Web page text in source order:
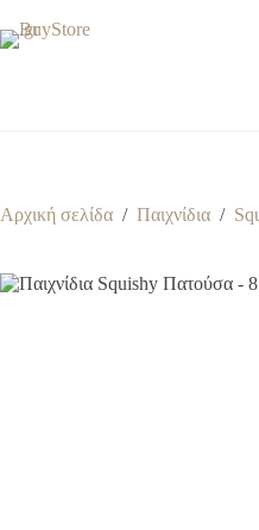
στο
περιεχόμενο
Αρχική σελίδα / Παιχνίδια /